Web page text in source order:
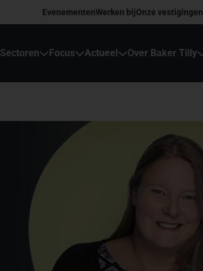
EvenementenWerken bijOnze vestigingen
Sectoren Focus Actueel Over Baker Tilly